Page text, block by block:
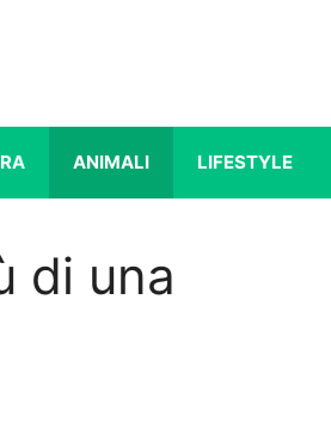
ANIMALI LIFESTYLE
di una